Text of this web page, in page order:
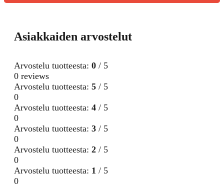
Asiakkaiden arvostelut
Arvostelu tuotteesta: 0 / 5
0 reviews
Arvostelu tuotteesta: 5 / 5
0
Arvostelu tuotteesta: 4 / 5
0
Arvostelu tuotteesta: 3 / 5
0
Arvostelu tuotteesta: 2 / 5
0
Arvostelu tuotteesta: 1 / 5
0